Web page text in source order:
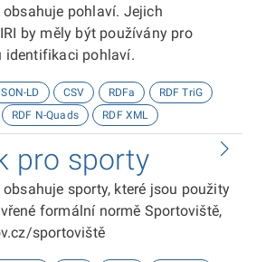
pohlaví. Jejich
by měly být používány pro
identifikaci pohlaví.
LD CSV RDFa
RDF TriG
RDF N-Quads RDF XML
pro sporty
sporty, které jsou použity
formální normě Sportoviště,
sportoviště